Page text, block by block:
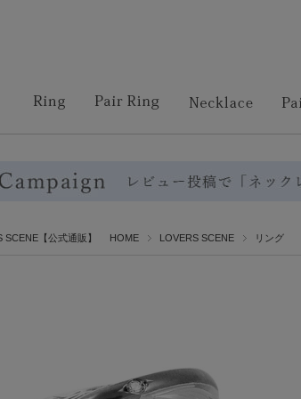
SCENE【公式通販】 HOME LOVERS SCENE リング